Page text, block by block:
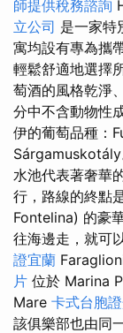
師提供稅務諮詢
立公司 是一家特
寓均設有專為攜
輕鬆舒適地選擇
萄酒的風格乾淨
分中不含動物性
伊的葡萄品種：
Sárgamuskotály
水池代表著奢華
行，路線的終點
Fontelina) 的豪
往海邊走，就可
證宜蘭
片 位於 Marina
Mare 卡式台胞
該俱樂部也由同